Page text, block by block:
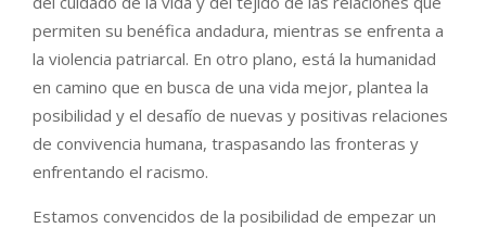
permiten su benéfica andadura, mientras se enfrenta a
la violencia patriarcal. En otro plano, está la humanidad
en camino que en busca de una vida mejor, plantea la
posibilidad y el desafío de nuevas y positivas relaciones
de convivencia humana, traspasando las fronteras y
enfrentando el racismo.
Estamos convencidos de la posibilidad de empezar un